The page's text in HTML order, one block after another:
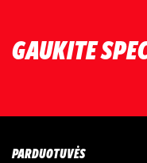
GAUKITE
PARDUOTUVĖS